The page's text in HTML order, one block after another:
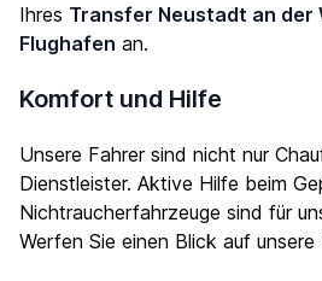
Ihres Transfer Neustadt an der
Flughafen an.
Komfort und Hilfe
Unsere Fahrer sind nicht nur
Dienstleister. Aktive Hilfe beim
Nichtraucherfahrzeuge sind für
Werfen Sie einen Blick auf unsere